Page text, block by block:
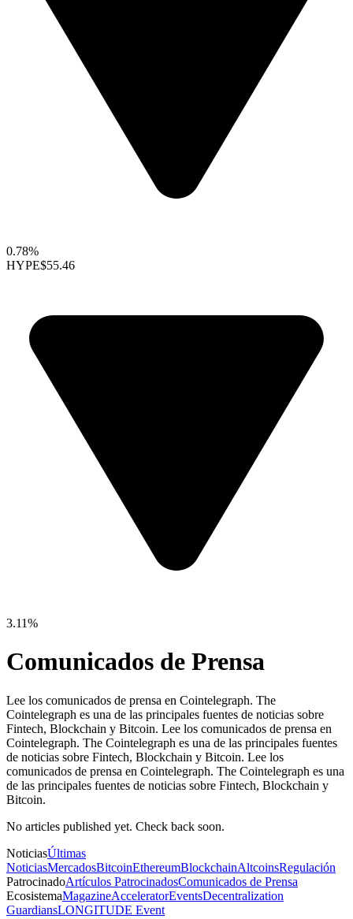
0.78%
HYPE$55.46
3.11%
Comunicados de Prensa
Lee los comunicados de prensa en Cointelegraph. The
Cointelegraph es una de las principales fuentes de noticias sobre
Fintech, Blockchain y Bitcoin. Lee los comunicados de prensa en
Cointelegraph. The Cointelegraph es una de las principales fuentes
de noticias sobre Fintech, Blockchain y Bitcoin. Lee los
comunicados de prensa en Cointelegraph. The Cointelegraph es una
de las principales fuentes de noticias sobre Fintech, Blockchain y
Bitcoin.
No articles published yet. Check back soon.
NoticiasÚltimas
NoticiasMercadosBitcoinEthereumBlockchainAltcoinsRegulación
PatrocinadoArtículos PatrocinadosComunicados de Prensa
EcosistemaMagazineAcceleratorEventsDecentralization
GuardiansLONGITUDE Event